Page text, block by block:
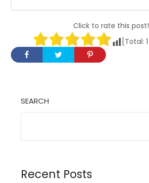
Click to rate this post!
[Total: 1
SEARCH
Recent Posts